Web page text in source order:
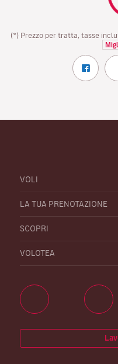
(*) Prezzo per tratta, tasse
VOLI
LA TUA PRENOTAZIONE
SCOPRI
VOLOTEA